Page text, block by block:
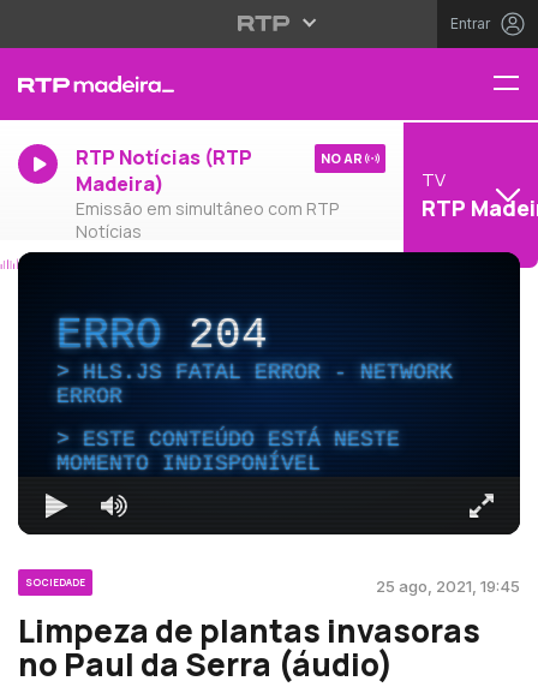
Entrar
RTP Notícias (RTP
Madeira)
Emissão em simultâneo com RTP
Notícias
NO AR
TV
RTP
ERRO204
HLS.JS FATAL ERROR - NETWORK
ERROR
ESTE CONTEÚDO ESTÁ NESTE
MOMENTO INDISPONÍVEL
SOCIEDADE 25 ago, 2021, 19:45
Limpeza de plantas invasoras
no Paul da Serra (áudio)